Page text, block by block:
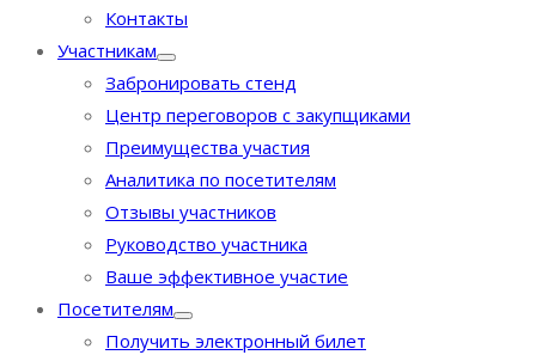
Контакты
Участникам
Забронировать стенд
Центр переговоров с закупщиками
Преимущества участия
Аналитика по посетителям
Отзывы участников
Руководство участника
Ваше эффективное участие
Посетителям
Получить электронный билет